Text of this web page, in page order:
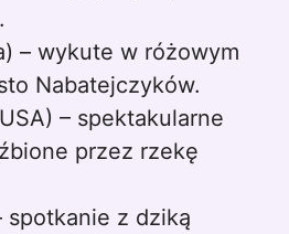
– wykute w różowym
Nabatejczyków.
– spektakularne
przez rzekę
spotkanie z dziką